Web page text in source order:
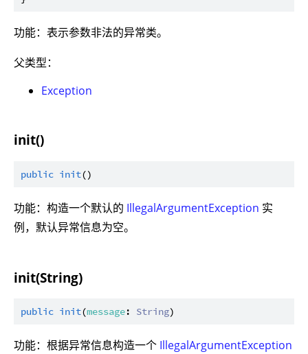
功能：表示参数非法的异常类。
父类型：
Exception
init()
public init
功能：构造一个默认的 IllegalArgumentException 实
例，默认异常信息为空。
init(String)
public init(message: String
功能：根据异常信息构造一个 IllegalArgumentException